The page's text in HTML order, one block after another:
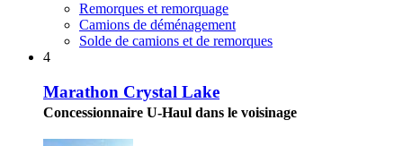
Remorques et remorquage
Camions de déménagement
Solde de camions et de remorques
4
Marathon Crystal Lake
Concessionnaire U-Haul dans le voisinage